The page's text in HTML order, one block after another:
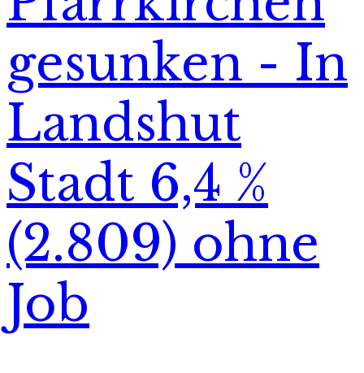
gesunken - In
Landshut
Stadt 6,4 %
(2.809) ohne
Job